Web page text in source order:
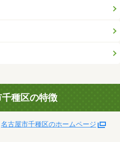
種区の特徴
名古屋市千種区のホームページ